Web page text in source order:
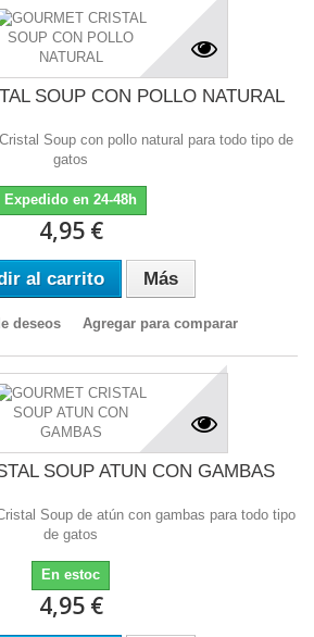
SOUP CON POLLO NATURAL
Soup con pollo natural para todo tipo de
gatos
Expedido en 24-48h
4,95 €
al carrito Más
deseos Agregar para comparar
SOUP ATUN CON GAMBAS
Soup de atún con gambas para todo tipo
de gatos
En estoc
4,95 €